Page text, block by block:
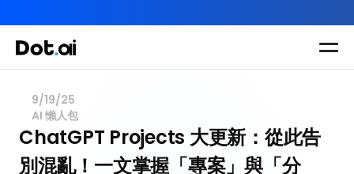
9/19/25
AI 懶人包
ChatGPT Projects 大更新：從此告
別混亂！一文掌握「專案」與「分
Dot.AI Academy
全港最貼地AI課程
三大恆常課程 主題課程
所有課程
多種專項技能提
實用課程